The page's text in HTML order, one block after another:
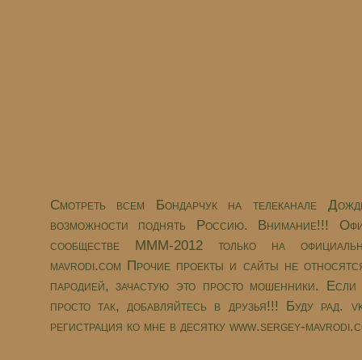
Смотреть всем Бондарчук на телеканале
возможности поднять Россию. Внимание!!!
сообществе МММ-2012 только на
mavrodi.com Прочие проекты и сайты не
пародией, зачастую это просто мошенники.
просто так, добавляйтесь в друзья!!! Буду рад.
регистрация ко мне в десятку www.sergey-